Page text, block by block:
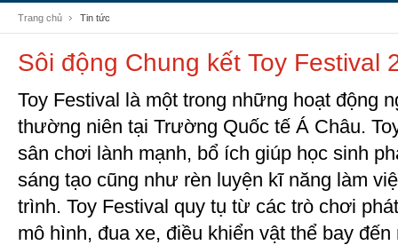
Trang chủ Tin tức
Sôi động Chung kết Toy Festival
Toy Festival là một trong những hoạt động
thường niên tại Trường Quốc tế Á Châu.
sân chơi lành mạnh, bổ ích giúp học sinh
sáng tạo cũng như rèn luyện kĩ năng làm
trình. Toy Festival quy tụ từ các trò chơi
mô hình, đua xe, điều khiển vật thể bay